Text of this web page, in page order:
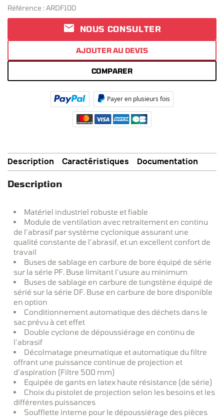
Référence : ARDF100
 NOUS CONSULTER
AJOUTER AU DEVIS
COMPARER
Payer en plusieurs fois
Description Caractéristiques Documentation
Description
Matériel industriel robuste et fiable
Module de ventilation avec retraitement en continu
de l’abrasif par système cyclonique assurant une
qualité constante de l’abrasif, et un excellent confort de
travail
Buses de sablage en carbure de bore équipé de série
sur la série PF. Buse limitant l’usure au minimum
Buses de sablage en carbure de tungstène équipé de
sérié sur la série DF. Buse en carbure de bore disponible
en option
Conditionnement automatique des déchets dans le
sac prévu à cet effet
Double cyclone de dépoussiérage en continu de
l’abrasif
Décolmatage pneumatique et automatique du filtre
offrant une puissance continue de projection et
d’aspiration (Filtre 500 mm)
Equipée de gants en latex haute résistance (de série)
Choix du pistolet de projection selon les besoins et les
différentes puissances
Soufflette interne pour le dépoussiérage des pièces